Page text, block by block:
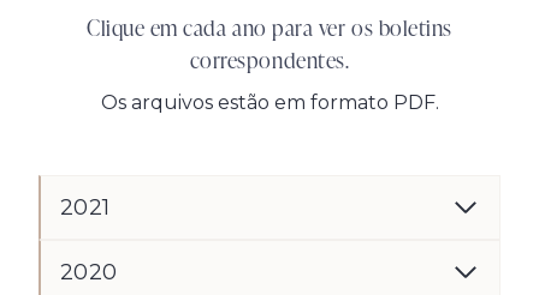
Clique em cada ano para ver os boletins
correspondentes.
Os arquivos estão em formato PDF.
2021
2020